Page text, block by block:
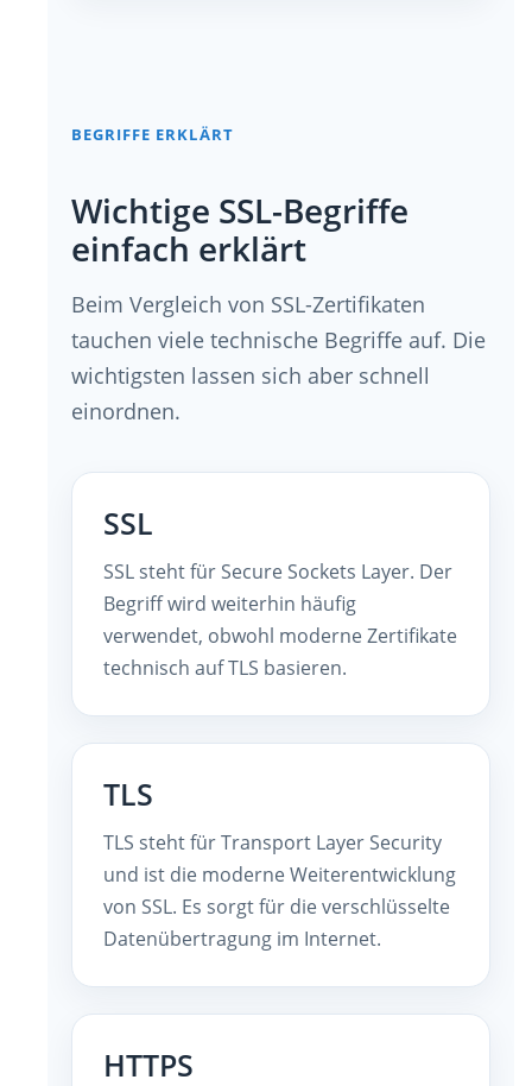
BEGRIFFE ERKLÄRT
Wichtige SSL-Begriffe
einfach erklärt
Beim Vergleich von SSL-Zertifikaten
tauchen viele technische Begriffe auf. Die
wichtigsten lassen sich aber schnell
einordnen.
SSL
SSL steht für Secure Sockets Layer. Der
Begriff wird weiterhin häufig
verwendet, obwohl moderne Zertifikate
technisch auf TLS basieren.
TLS
TLS steht für Transport Layer Security
und ist die moderne Weiterentwicklung
von SSL. Es sorgt für die verschlüsselte
Datenübertragung im Internet.
HTTPS